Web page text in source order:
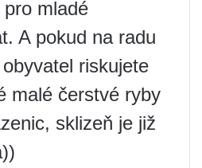
mladé
A pokud na radu
riskujete
malé čerstvé ryby
sklizeň je již